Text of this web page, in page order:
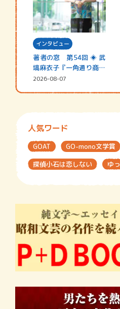
インタビュー
著者の窓 第54回 ◈ 武
塙麻衣子『一角通り商店
街の…
2026-08-07
人気ワード
GOAT GO-mono文学賞
探偵小石は恋しない
ゆ